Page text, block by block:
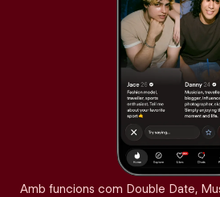
Amb funcions com Double Date,